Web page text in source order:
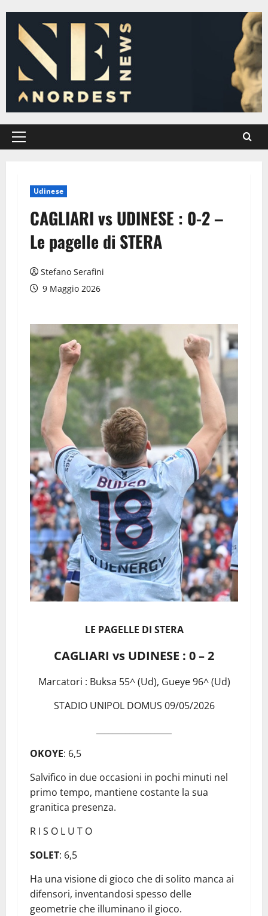
contenuto
Menu
Udinese
CAGLIARI vs UDINESE : 0-2 –
Le pagelle di STERA
Stefano Serafini
9 Maggio 2026
LE PAGELLE DI STERA
CAGLIARI vs UDINESE : 0 – 2
Marcatori : Buksa 55^ (Ud), Gueye 96^ (Ud)
STADIO UNIPOL DOMUS 09/05/2026
OKOYE: 6,5
Salvifico in due occasioni in pochi minuti nel
primo tempo, mantiene costante la sua
granitica presenza.
R I S O L U T O
SOLET: 6,5
Ha una visione di gioco che di solito manca ai
difensori, inventandosi spesso delle
geometrie che illuminano il gioco.